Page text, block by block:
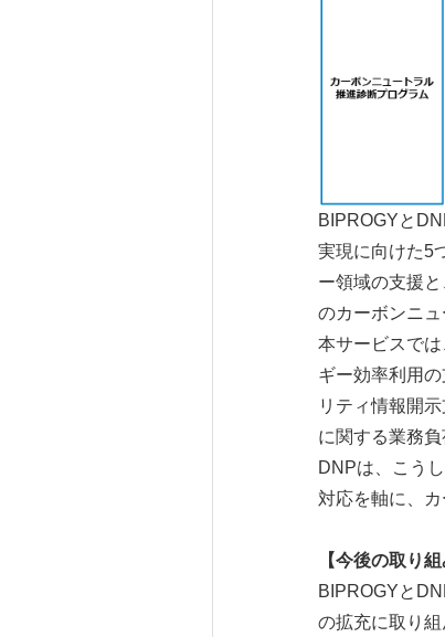
BIPROGYと
実現に向けた5
ー領域の支援
のカーボンニュ
本サービスで
ギー効率利用
リティ情報開
に関する業務
DNPは、こう
対応を軸に、
【今後の取り組
BIPROGYと
の拡充に取り組